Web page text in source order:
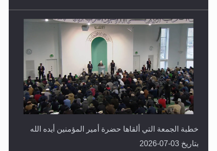
خطبة الجمعة التي ألقاها حضرة أمير المؤمنين أيده الله
بتاريخ 03-07-2026